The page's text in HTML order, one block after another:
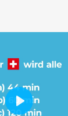
Play